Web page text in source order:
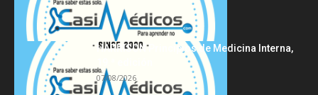
HARRISON Principios de Medicina Interna,
07/08/2026